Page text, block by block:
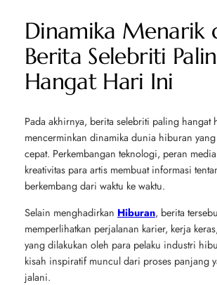
Dinamika Menarik
Berita Selebriti
Hangat Hari Ini
Pada akhirnya, berita selebriti paling hangat
mencerminkan dinamika dunia hiburan
cepat. Perkembangan teknologi, peran
kreativitas para artis membuat informasi
berkembang dari waktu ke waktu.
Selain menghadirkan Hiburan, berita
memperlihatkan perjalanan karier, kerja
yang dilakukan oleh para pelaku industri
kisah inspiratif muncul dari proses panjang
jalani.